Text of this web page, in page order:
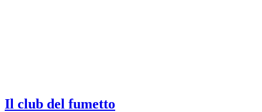
Il club del fumetto